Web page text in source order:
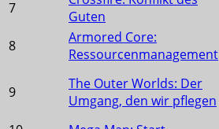
7
Guten
8
Armored Core:
Ressourcenmanagement
9
The Outer Worlds: Der
Umgang, den wir pflegen